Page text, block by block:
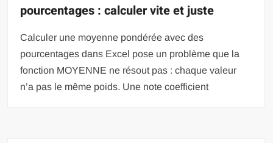
pourcentages : calculer vite et juste
Calculer une moyenne pondérée avec des
pourcentages dans Excel pose un problème que la
fonction MOYENNE ne résout pas : chaque valeur
n’a pas le même poids. Une note coefficient